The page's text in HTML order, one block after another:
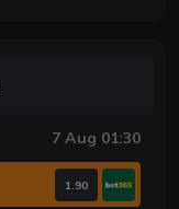
7 Aug 01:30
1.90